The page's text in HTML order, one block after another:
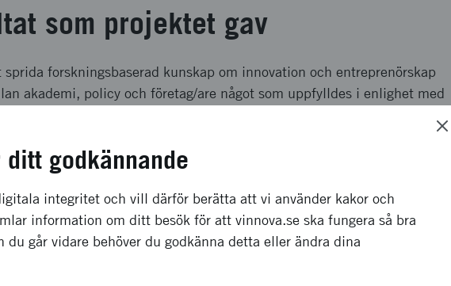
som projektet gav
forskningsbaserad kunskap om innovation och entreprenörskap
akademi, policy och företag/are något som uppfylldes i enlighet med
som förväntas
vi vidareutvecklat samtliga aktiviteter såsom t ex Entré, e-Entré, Estrad
och fler deltagare än tidigare år. De undersökningar som gjorts bland
visar att de anser sig ha nytta av våra publikationer och andra
godkännande
integritet och vill därför berätta att vi använder kakor och
information om ditt besök för att vinnova.se ska fungera så bra
du går vidare behöver du godkänna detta eller ändra dina